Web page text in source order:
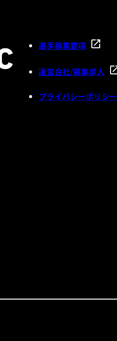
選手募集要項
運営会社/募集求人
プライバシーポリシー